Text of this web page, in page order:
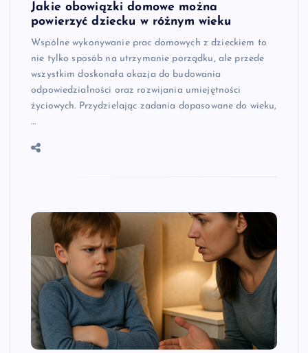
Jakie obowiązki domowe można
powierzyć dziecku w różnym wieku
Wspólne wykonywanie prac domowych z dzieckiem to
nie tylko sposób na utrzymanie porządku, ale przede
wszystkim doskonała okazja do budowania
odpowiedzialności oraz rozwijania umiejętności
życiowych. Przydzielając zadania dopasowane do wieku,
…